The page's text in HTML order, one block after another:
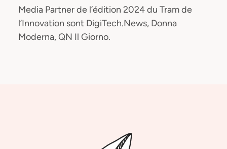
Media Partner de l’édition 2024 du Tram de
l’Innovation sont DigiTech.News, Donna
Moderna, QN Il Giorno.